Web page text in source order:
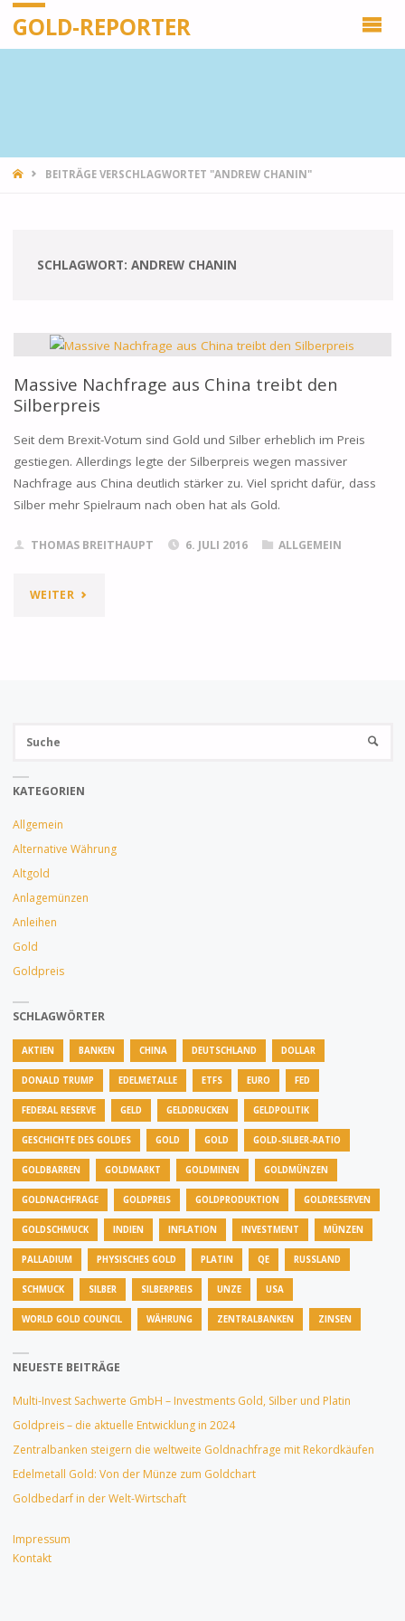
GOLD-REPORTER
STARTSEITE
BEITRÄGE VERSCHLAGWORTET "ANDREW CHANIN"
SCHLAGWORT: ANDREW CHANIN
Massive Nachfrage aus China treibt den
Silberpreis
Seit dem Brexit-Votum sind Gold und Silber erheblich im Preis
gestiegen. Allerdings legte der Silberpreis wegen massiver
Nachfrage aus China deutlich stärker zu. Viel spricht dafür, dass
Silber mehr Spielraum nach oben hat als Gold.
THOMAS BREITHAUPT 6. JULI 2016 ALLGEMEIN
WEITER"MASSIVE
SUCHE
KATEGORIEN
Allgemein
Alternative Währung
Altgold
Anlagemünzen
Anleihen
Gold
Goldpreis
SCHLAGWÖRTER
AKTIEN BANKEN CHINA DEUTSCHLAND DOLLAR
DONALD TRUMP EDELMETALLE ETFS EURO FED
FEDERAL RESERVE GELD GELDDRUCKEN GELDPOLITIK
GESCHICHTE DES GOLDES GOLD GOLD GOLD-SILBER-RATIO
GOLDBARREN GOLDMARKT GOLDMINEN GOLDMÜNZEN
GOLDNACHFRAGE GOLDPREIS GOLDPRODUKTION GOLDRESERVEN
GOLDSCHMUCK INDIEN INFLATION INVESTMENT MÜNZEN
PALLADIUM PHYSISCHES GOLD PLATIN QE RUSSLAND
SCHMUCK SILBER SILBERPREIS UNZE USA
WORLD GOLD COUNCIL WÄHRUNG ZENTRALBANKEN ZINSEN
NEUESTE BEITRÄGE
Multi-Invest Sachwerte GmbH – Investments Gold, Silber und Platin
Goldpreis – die aktuelle Entwicklung in 2024
Zentralbanken steigern die weltweite Goldnachfrage mit Rekordkäufen
Edelmetall Gold: Von der Münze zum Goldchart
Goldbedarf in der Welt-Wirtschaft
Impressum
Kontakt